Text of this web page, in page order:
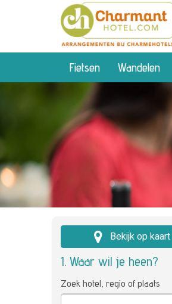
Fietsen Wandelen
Bekijk op kaart
1. Waar wil je heen?
Zoek hotel, regio of plaats